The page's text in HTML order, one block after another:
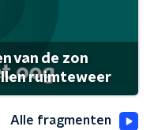
van de zon
ruimteweer
Alle fragmenten